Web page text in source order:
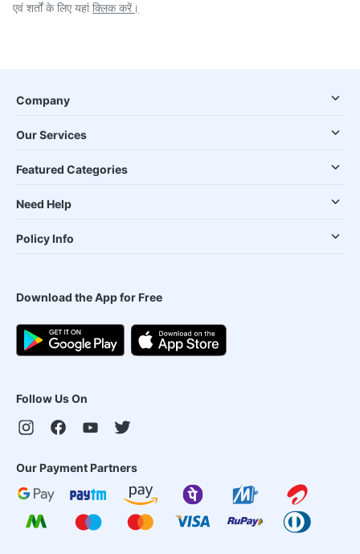
एवं शर्तों के लिए यहांक्लिक करें।
Company
Our Services
Featured Categories
Need Help
Policy Info
Download the App for Free
Follow Us On
Our Payment Partners